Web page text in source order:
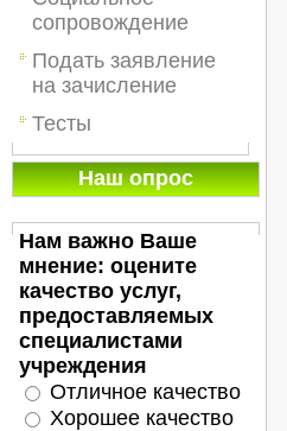
сопровождение
Подать заявление
на зачисление
Тесты
Наш опрос
Нам важно Ваше
мнение: оцените
качество услуг,
предоставляемых
специалистами
учреждения
Отличное качество
Хорошее качество